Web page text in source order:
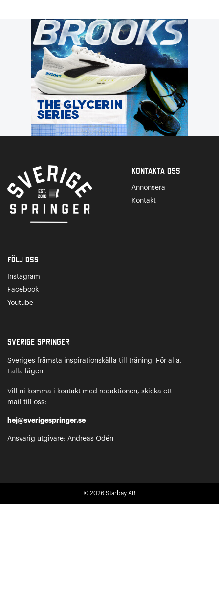
Kontakta Oss
Annonsera
Kontakt
Följ oss
Instagram
Facebook
Youtube
Sverige Springer
Sveriges främsta inspirationskälla till träning. För alla.
I alla lägen.
Vill ni komma i kontakt med redaktionen, skicka ett
mail till oss:
hej@sverigespringer.se
Ansvarig utgivare: Andreas Odén
© 2026 Starbay AB